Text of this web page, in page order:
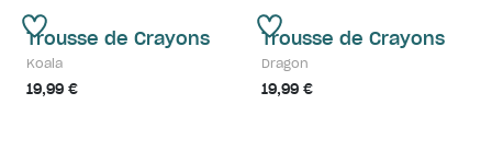
Trousse de Crayons
Koala
19,99 €
Trousse de Crayons
Dragon
19,99 €